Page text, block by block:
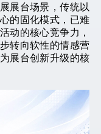
展台场景，传统以
的固化模式，已难
动的核心竞争力，
转向软性的情感营
展台创新升级的核